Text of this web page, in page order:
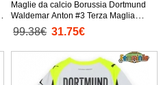
Maglie da calcio Borussia Dortmund
Waldemar Anton #3 Terza Maglia
Femminile 2025-26 Manica Corta
99.38€ 31.75€